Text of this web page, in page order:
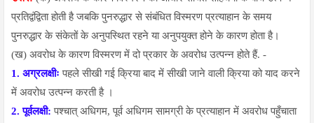
प्रतिद्वंद्विता होती है जबकि पुनरुद्धार से संबंधित विस्मरण प्रत्याहान के समय
पुनरुद्धार के संकेतों के अनुपस्थित रहने या अनुपयुक्त होने के कारण होता है।
(ख) अवरोध के कारण विस्मरण में दो प्रकार के अवरोध उत्पन्न होते हैं. -
1. अग्रलक्षीःपहले सीखी गई क्रिया बाद में सीखी जाने वाली क्रिया को याद करने
में अवरोध उत्पन्न करती है ।
2. पूर्वलक्षी: पश्चात् अधिगम, पूर्व अधिगम सामग्री के प्रत्याहान में अवरोध पहुँचाता